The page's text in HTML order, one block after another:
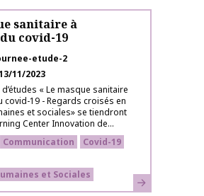
sanitaire à
covid-19
etude-2
11/2023
« Le masque sanitaire
covid-19 - Regards croisés en
et sociales» se tiendront
Center Innovation de...
Communication
Covid-19
et Sociales
Learn more